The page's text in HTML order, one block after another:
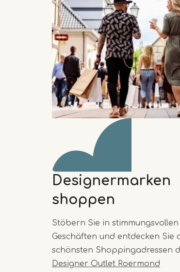
Designermarken
shoppen
Stöbern Sie in stimmungsvollen
Geschäften und entdecken Sie
schönsten Shoppingadressen
Designer Outlet Roermond